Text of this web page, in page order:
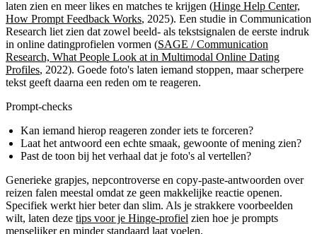
laten zien en meer likes en matches te krijgen (Hinge Help Center,
How Prompt Feedback Works, 2025). Een studie in Communication
Research liet zien dat zowel beeld- als tekstsignalen de eerste indruk
in online datingprofielen vormen (SAGE / Communication
Research, What People Look at in Multimodal Online Dating
Profiles, 2022). Goede foto's laten iemand stoppen, maar scherpere
tekst geeft daarna een reden om te reageren.
Prompt-checks
Kan iemand hierop reageren zonder iets te forceren?
Laat het antwoord een echte smaak, gewoonte of mening zien?
Past de toon bij het verhaal dat je foto's al vertellen?
Generieke grapjes, nepcontroverse en copy-paste-antwoorden over
reizen falen meestal omdat ze geen makkelijke reactie openen.
Specifiek werkt hier beter dan slim. Als je strakkere voorbeelden
wilt, laten deze tips voor je Hinge-profiel zien hoe je prompts
menselijker en minder standaard laat voelen.